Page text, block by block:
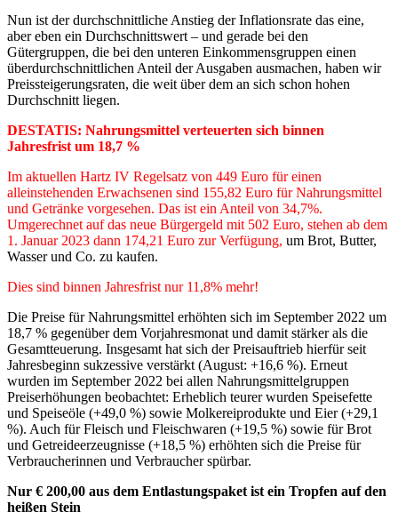
Nun ist der durchschnittliche Anstieg der Inflationsrate das eine,
aber eben ein Durchschnittswert – und gerade bei den
Gütergruppen, die bei den unteren Einkommensgruppen einen
überdurchschnittlichen Anteil der Ausgaben ausmachen, haben wir
Preissteigerungsraten, die weit über dem an sich schon hohen
Durchschnitt liegen.
DESTATIS: Nahrungsmittel verteuerten sich binnen
Jahresfrist um 18,7 %
Im aktuellen Hartz IV Regelsatz von 449 Euro für einen
alleinstehenden Erwachsenen sind 155,82 Euro für Nahrungsmittel
und Getränke vorgesehen. Das ist ein Anteil von 34,7%.
Umgerechnet auf das neue Bürgergeld mit 502 Euro, stehen ab dem
1. Januar 2023 dann 174,21 Euro zur Verfügung, um Brot, Butter,
Wasser und Co. zu kaufen.
Dies sind binnen Jahresfrist nur 11,8% mehr!
Die Preise für Nahrungsmittel erhöhten sich im September 2022 um
18,7 % gegenüber dem Vorjahresmonat und damit stärker als die
Gesamtteuerung. Insgesamt hat sich der Preisauftrieb hierfür seit
Jahresbeginn sukzessive verstärkt (August: +16,6 %). Erneut
wurden im September 2022 bei allen Nahrungsmittelgruppen
Preiserhöhungen beobachtet: Erheblich teurer wurden Speisefette
und Speiseöle (+49,0 %) sowie Molkereiprodukte und Eier (+29,1
%). Auch für Fleisch und Fleischwaren (+19,5 %) sowie für Brot
und Getreideerzeugnisse (+18,5 %) erhöhten sich die Preise für
Verbraucherinnen und Verbraucher spürbar.
Nur € 200,00 aus dem Entlastungspaket ist ein Tropfen auf den
heißen Stein